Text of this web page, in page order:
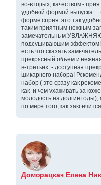
во-вторых, качеством -
удобной формой выпуска (
форме спрея. это так
таким приятным нежным
замечательным
подсушивающим
есть что сказать
прекрасный объем и
в-третьих, - доступная
шикарного набора!
набор ( это сразу как
как и чем ухаживать за
молодость на долгие годы),
по мере того, как
Доморацкая Елена